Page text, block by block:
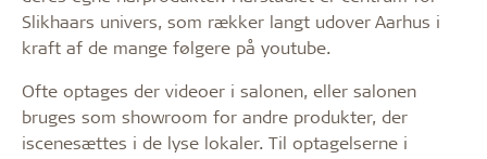
Slikhaars univers, som rækker langt udover Aarhus i
kraft af de mange følgere på youtube.
Ofte optages der videoer i salonen, eller salonen
bruges som showroom for andre produkter, der
iscenesættes i de lyse lokaler. Til optagelserne i